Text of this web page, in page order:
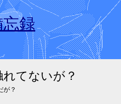
録
てないが？
が？